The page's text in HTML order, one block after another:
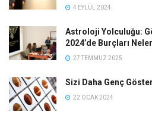
4 EYLÜL 2024
Astroloji Yolculuğu:
2024’de Burçları
27 TEMMUZ 2025
Sizi Daha Genç
22 OCAK 2024